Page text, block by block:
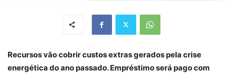
Recursos vão cobrir custos extras gerados pela crise
energética do ano passado. Empréstimo será pago com